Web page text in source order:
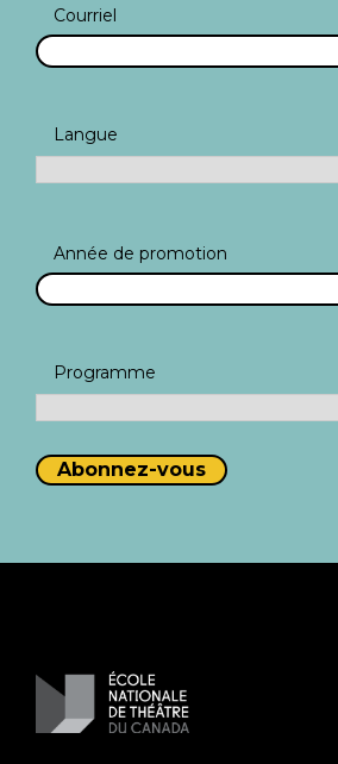
Courriel
Langue
Année de promotion
Programme